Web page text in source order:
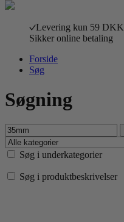
Levering kun 59 DKK
Sikker online betaling
Forside
Søg
Søgning
Søg i underkategorier
Søg i produktbeskrivelser